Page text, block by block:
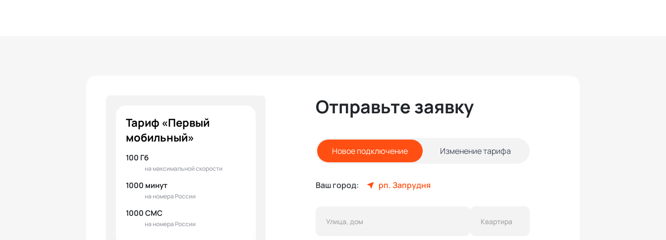
Тариф «Первый
мобильный»
100 Гб
на максимальной скорости
1000 минут
на номера России
1000 СМС
на номера России
Отправьте заявку
Новое подключение Изменение тарифа
Ваш город: рп. Запрудня